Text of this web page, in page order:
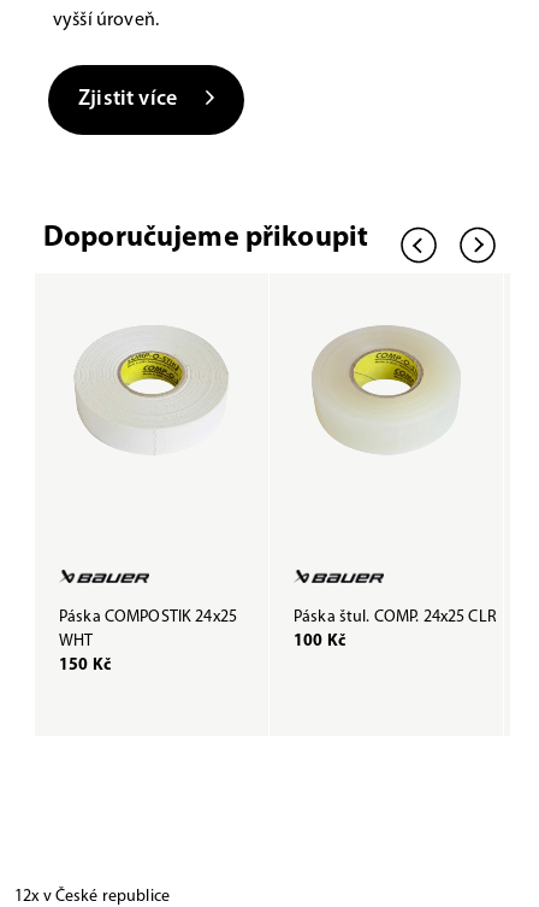
vyšší úroveň.
Zjistit více
Doporučujeme přikoupit
Páska COMPOSTIK 24x25
WHT
150 Kč
Páska štul. COMP. 24x25 CLR
100 Kč
12x v České republice